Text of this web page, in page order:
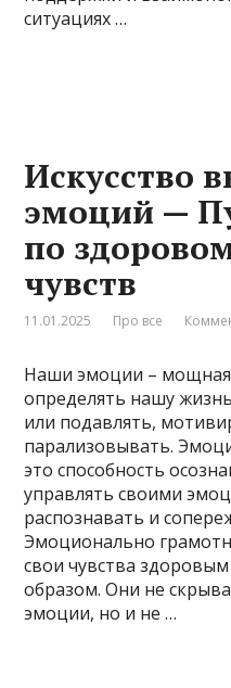
ситуациях …
Искусство
эмоций —
по
чувств
11.01.2025 Про все
Наши эмоции – мощная
определять нашу
или подавлять,
парализовывать.
это способность
управлять своими
распознавать и
Эмоционально
свои чувства
образом. Они не
эмоции, но и не …